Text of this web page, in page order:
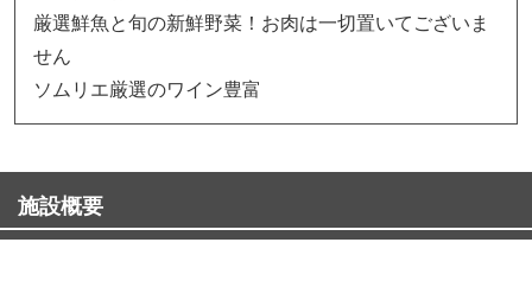
厳選鮮魚と旬の新鮮野菜！お肉は一切置いてございま
せん
ソムリエ厳選のワイン豊富
施設概要